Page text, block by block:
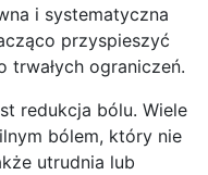
i systematyczna
przyspieszyć
trwałych ograniczeń.
redukcja bólu. Wiele
bólem, który nie
utrudnia lub